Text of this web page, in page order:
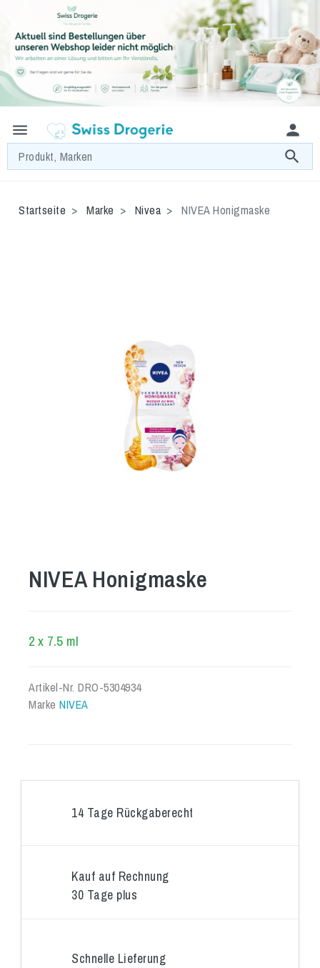
menu
Produkt, Marken search
person
Startseite Marke Nivea NIVEA Honigmaske
NIVEA Honigmaske
2 x 7.5 ml
Artikel-Nr. DRO-5304934
Marke NIVEA
14 Tage Rückgaberecht
Kauf auf Rechnung
30 Tage plus
Schnelle Lieferung